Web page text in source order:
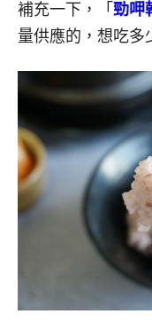
補充一下，「 勁呷
量供應的，想吃多